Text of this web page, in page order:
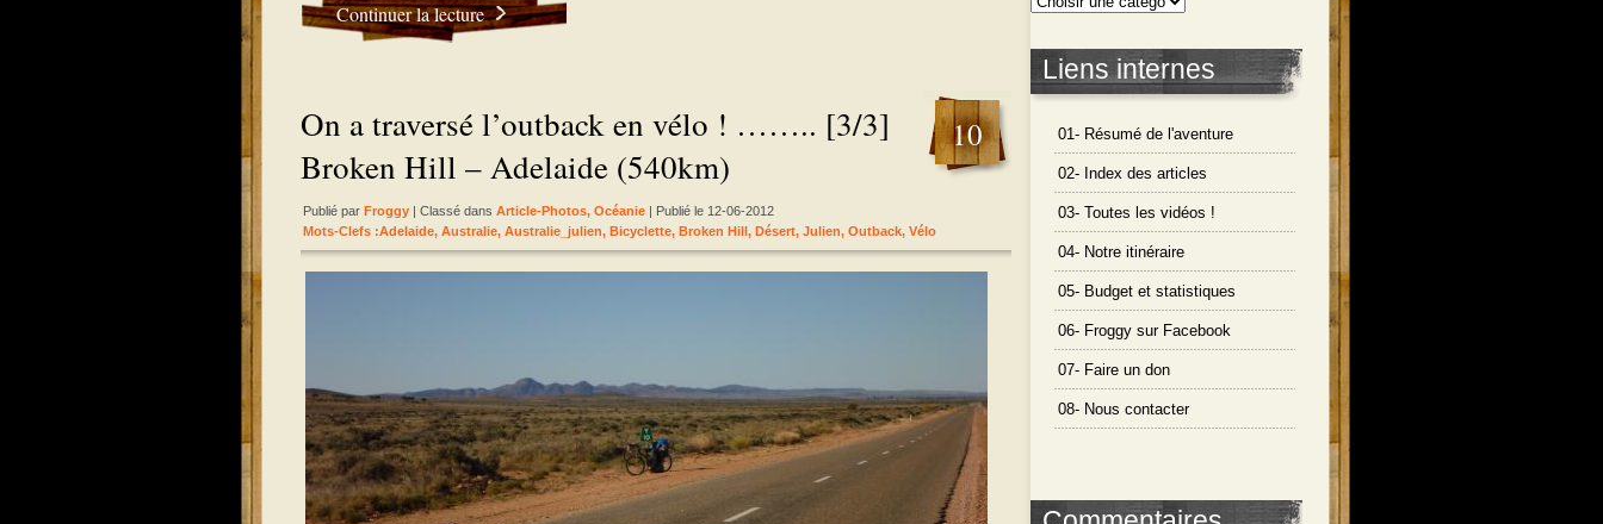
Continuer la lecture
On a traversé l’outback en vélo ! …….. [3/3]
Broken Hill – Adelaide (540km)
10
Publié par Froggy | Classé dans Article-Photos, Océanie | Publié le 12-06-2012
Mots-Clefs :Adelaide, Australie, Australie_julien, Bicyclette, Broken Hill, Désert, Julien, Outback, Vélo
Liens internes
01- Résumé de l'aventure
02- Index des articles
03- Toutes les vidéos !
04- Notre itinéraire
05- Budget et statistiques
06- Froggy sur Facebook
07- Faire un don
08- Nous contacter